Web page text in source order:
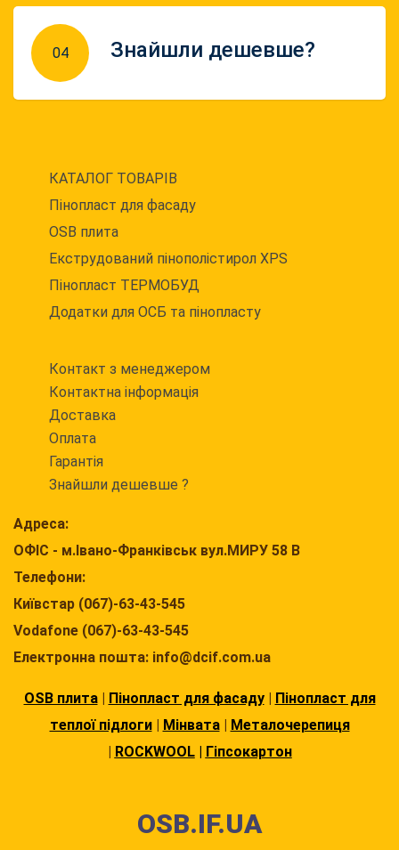
04 Знайшли дешевше?
КАТАЛОГ ТОВАРІВ
Пінопласт для фасаду
OSB плита
Екструдований пінополістирол XPS
Пінопласт ТЕРМОБУД
Додатки для ОСБ та пінопласту
Контакт з менеджером
Контактна інформація
Доставка
Оплата
Гарантія
Знайшли дешевше ?
Адреса:
ОФІС - м.Івано-Франківськ вул.МИРУ 58 В
Телефони:
Київстар (067)-63-43-545
Vodafone (067)-63-43-545
Електронна пошта: info@dcif.com.ua
OSB плита| Пінопласт для фасаду| Пінопласт для
теплої підлоги| Мінвата| Металочерепиця
| ROCKWOOL| Гіпсокартон
OSB.IF.UA